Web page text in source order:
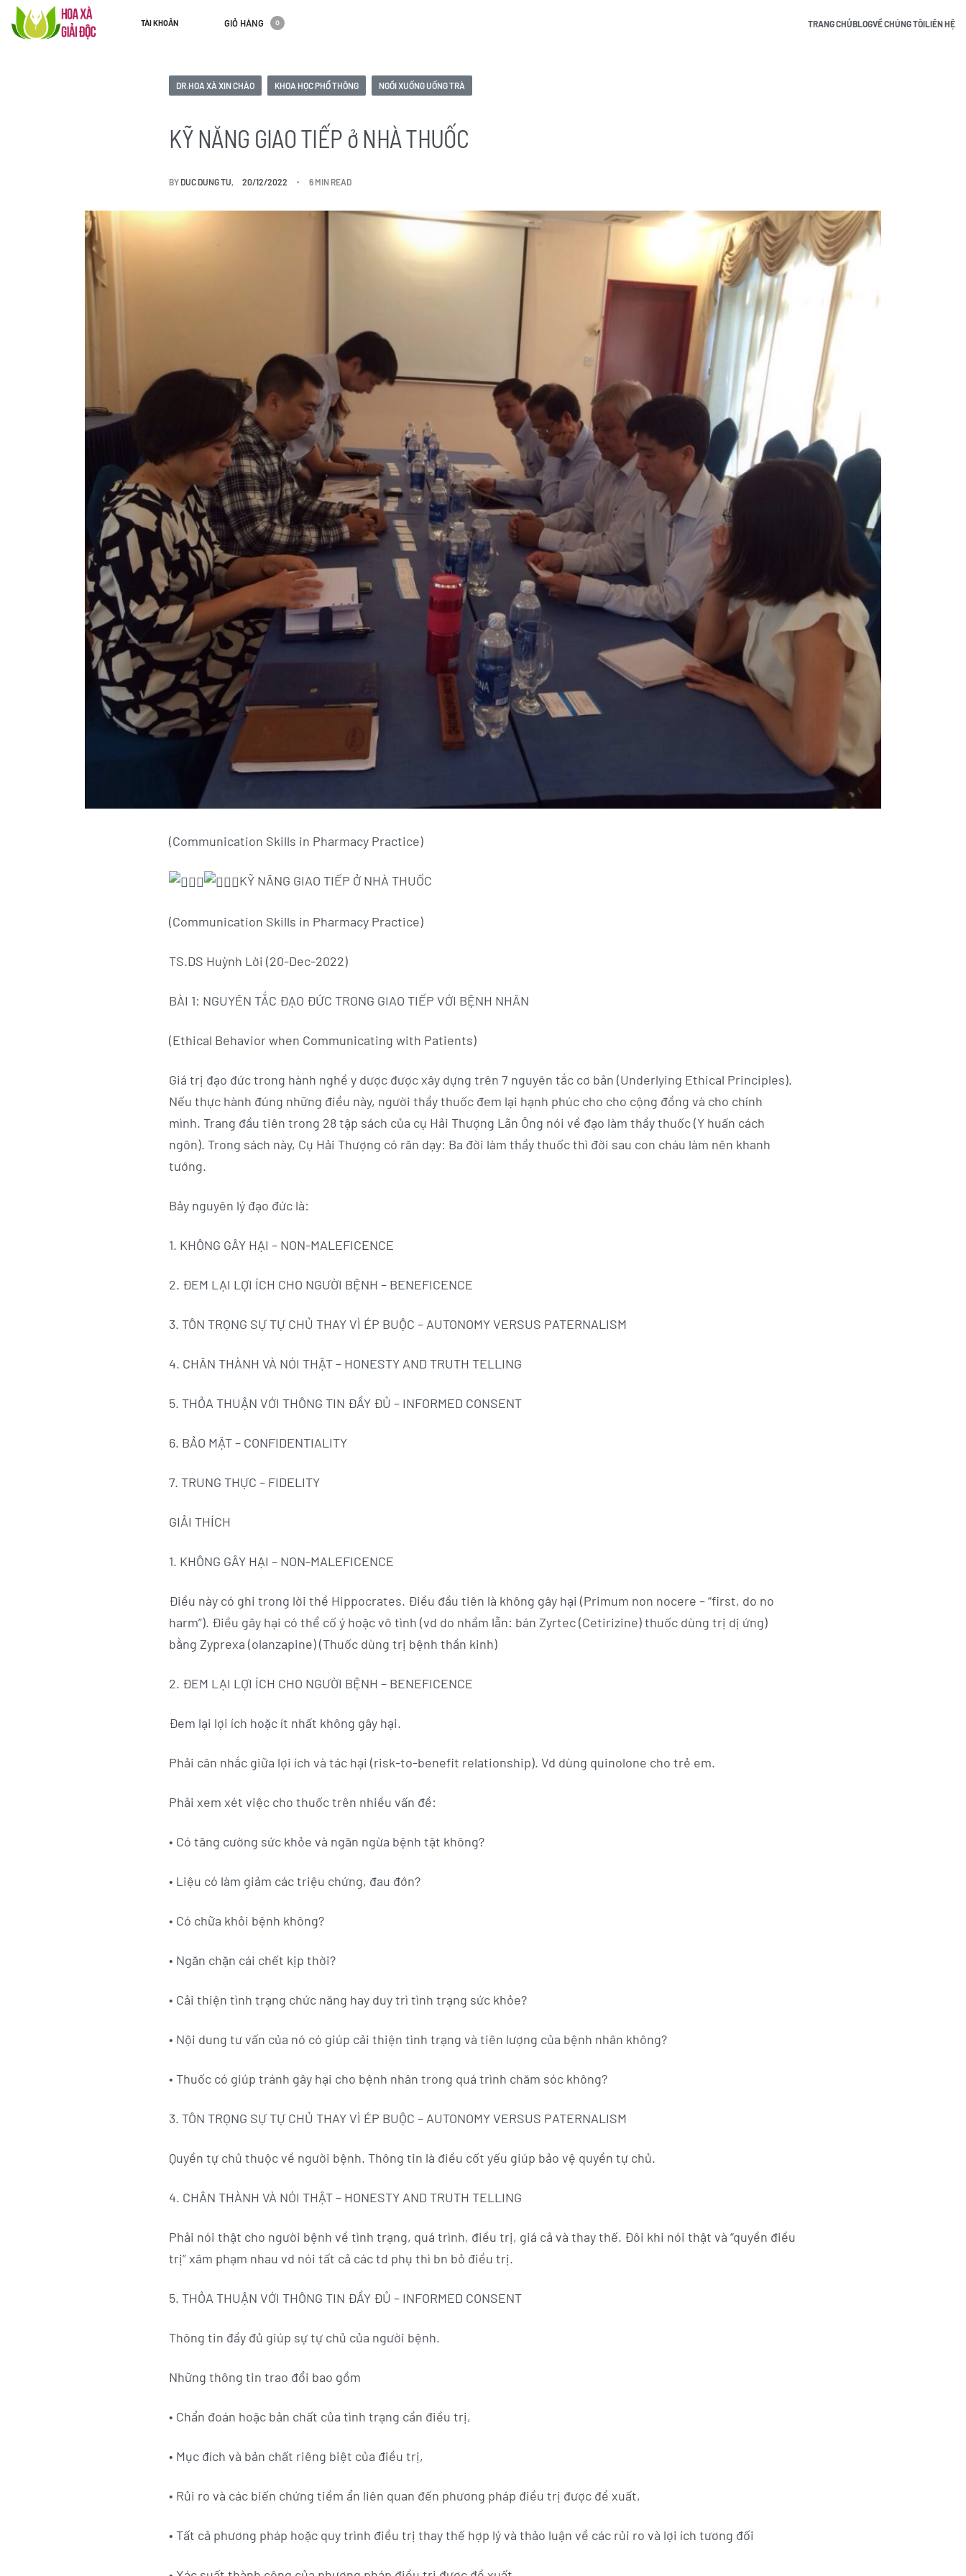
TÀI KHOẢN GIỎ HÀNG 0 TRANG CHỦBLOGVỀ CHÚNG TÔILIÊN HỆ
DR.HOA XÀ XIN CHÀO KHOA HỌC PHỔ THÔNG NGỒI XUỐNG UỐNG TRÀ
KỸ NĂNG GIAO TIẾP ở NHÀ THUỐC
BY DUC DUNG TU 20/12/2022 6 MIN READ
(Communication Skills in Pharmacy Practice)
KỸ NĂNG GIAO TIẾP Ở NHÀ THUỐC
(Communication Skills in Pharmacy Practice)
TS.DS Huỳnh Lời (20-Dec-2022)
BÀI 1: NGUYÊN TẮC ĐẠO ĐỨC TRONG GIAO TIẾP VỚI BỆNH NHÂN
(Ethical Behavior when Communicating with Patients)
Giátrị đạo đức trong hành nghề y dược được xây dựng trên 7 nguyên tắc cơ bản (Underlying Ethical Principles).
Nếu thực hành đúng những điều này, người thầy thuốc đem lại hạnh phúc cho cho cộng đồng và cho chính
mình. Trang đầu tiên trong 28 tập sách của cụ Hải Thượng Lãn Ông nói về đạo làm thầy thuốc (Y huấn cách
ngôn). Trong sách này, Cụ Hải Thượng có răn dạy: Ba đời làm thầy thuốc thì đời sau con cháu làm nên khanh
tướng.
Bảy nguyên lý đạo đức là:
1. KHÔNG GÂY HẠI – NON-MALEFICENCE
2. ĐEM LẠI LỢI ÍCH CHO NGƯỜI BỆNH – BENEFICENCE
3. TÔN TRỌNG SỰ TỰ CHỦ THAY VÌ ÉP BUỘC – AUTONOMY VERSUS PATERNALISM
4. CHÂN THÀNH VÀ NÓI THẬT – HONESTY AND TRUTH TELLING
5. THỎA THUẬN VỚI THÔNG TIN ĐẦY ĐỦ – INFORMED CONSENT
6. BẢO MẬT – CONFIDENTIALITY
7. TRUNG THỰC – FIDELITY
GIẢI THÍCH
1. KHÔNG GÂY HẠI – NON-MALEFICENCE
Điều này có ghi trong lời thề Hippocrates. Điều đầu tiên là không gây hại (Primum non nocere – “first, do no
harm”). Điều gây hại có thể cố ý hoặc vô tình (vd do nhầm lẫn: bán Zyrtec (Cetirizine) thuốc dùng trị dị ứng)
bằng Zyprexa (olanzapine) (Thuốc dùng trị bệnh thần kinh)
2. ĐEM LẠI LỢI ÍCH CHO NGƯỜI BỆNH – BENEFICENCE
Đem lại lợi ích hoặc ít nhất không gây hại.
Phải cân nhắc giữa lợi ích và tác hại (risk-to-benefit relationship). Vd dùng quinolone cho trẻ em.
Phải xem xét việc cho thuốc trên nhiều vấn đề:
• Có tăng cường sức khỏe và ngăn ngừa bệnh tật không?
• Liệu có làm giảm các triệu chứng, đau đớn?
• Có chữa khỏi bệnh không?
• Ngăn chặn cái chết kịp thời?
• Cải thiện tình trạng chức năng hay duy trì tình trạng sức khỏe?
• Nội dung tư vấn của nó có giúp cải thiện tình trạng và tiên lượng của bệnh nhân không?
• Thuốc có giúp tránh gây hại cho bệnh nhân trong quá trình chăm sóc không?
3. TÔN TRỌNG SỰ TỰ CHỦ THAY VÌ ÉP BUỘC – AUTONOMY VERSUS PATERNALISM
Quyền tự chủ thuộc về người bệnh. Thông tin là điều cốt yếu giúp bảo vệ quyền tự chủ.
4. CHÂN THÀNH VÀ NÓI THẬT – HONESTY AND TRUTH TELLING
Phải nói thật cho người bệnh về tình trạng, quá trình, điều trị, giá cả và thay thế. Đôi khi nói thật và “quyền điều
trị” xâm phạm nhau vd nói tất cả các td phụ thì bn bỏ điều trị.
5. THỎA THUẬN VỚI THÔNG TIN ĐẦY ĐỦ – INFORMED CONSENT
Thông tin đầy đủ giúp sự tự chủ của người bệnh.
Những thông tin trao đổi bao gồm
• Chẩn đoán hoặc bản chất của tình trạng cần điều trị,
• Mục đích và bản chất riêng biệt của điều trị,
• Rủi ro và các biến chứng tiềm ẩn liên quan đến phương pháp điều trị được đề xuất,
• Tất cả phương pháp hoặc quy trình điều trị thay thế hợp lý và thảo luận về các rủi ro và lợi ích tương đối